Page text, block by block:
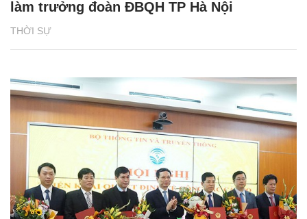
THỜI SỰ
làm trưởng đoàn ĐBQH TP Hà Nội